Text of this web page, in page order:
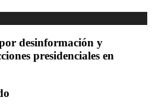
desinformación y
presidenciales en